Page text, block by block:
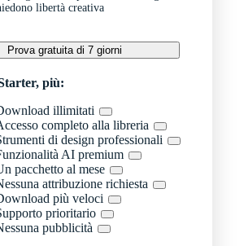
libertà creativa
Prova gratuita di 7 giorni
più:
illimitati
completo alla libreria
di design professionali
AI premium
pacchetto al mese
attribuzione richiesta
più veloci
prioritario
pubblicità